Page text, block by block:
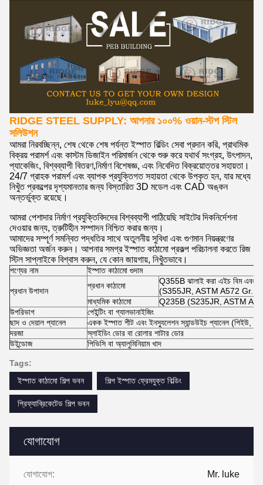
যোগাযোগ
যোগাযোগ: Mr. luke
RIDGE STEEL SUPPLY: আপনার ১০০% ওয়ান-স্টপ স্টিল
সলিউশন
আমরা নিরবচ্ছিন্ন, শেষ থেকে শেষ পর্যন্ত ইস্পাত বিল্ডিং সেবা প্রদান করি, প্রাথমিক
বিক্রয় পরামর্শ এবং কাস্টম ডিজাইন পরিমার্জন থেকে শুরু করে যথার্থ সংগ্রহ, উৎপাদন,
প্যাকেজিং, বিশ্বব্যাপী বিতরণ,নির্মাণ বিশেষজ্ঞ, এবং নিবেদিত বিক্রয়োত্তর সহায়তা।
24/7 গ্রাহক পরামর্শ এবং ব্যাপক প্রযুক্তিগত সহায়তা থেকে উপকৃত হন, যার মধ্যে
নিখুঁত প্রকল্পের দৃশ্যমানতার জন্য বিস্তারিত 3D মডেল এবং CAD অঙ্কন
অন্তর্ভুক্ত রয়েছে।
আমরা পেশাদার নির্মাণ প্রযুক্তিবিদদের বিশ্বব্যাপী পাঠিয়েছি সাইটের দিকনির্দেশনা
দেওয়ার জন্য, ত্রুটিহীন সম্পাদন নিশ্চিত করার জন্য।
আমাদের সম্পূর্ণ সমন্বিত পদ্ধতির সাথে অতুলনীয় সুবিধা এবং গুণমান নিয়ন্ত্রণের
অভিজ্ঞতা অর্জন করুন। আপনার সমগ্র ইস্পাত কাঠামো প্রকল্প পরিচালনা করতে রিজ
স্টিল সাপ্লাইকে বিশ্বাস করুন, যে কোন জায়গায়, নিখুঁতভাবে।
পণ্যের নাম ইস্পাত কাঠামো গুদাম
প্রধান উপাদান
প্রধান কাঠামো
Q355B ঝালাই করা এইচ বিম এবং
(S355JR, ASTM A572 Gr.
মাধ্যমিক কাঠামো
Q235B (S235JR, ASTM A36
উপরিভাগ
পেইন্টিং বা গ্যালভানাইজিং
ছাদ ও দেয়াল প্যানেল
একক ইস্পাত শীট এবং ইনস্যুলেশন স্যান্ডউইচ প্যানেল (পিইউ,
দরজা
স্লাইডিং ডোর বা রোলার শাটার ডোর
উইন্ডোজ
পিভিসি বা অ্যালুমিনিয়াম খাদ
Tags:
ইস্পাত কাঠামো শিল্প ভবন
শিল্প ইস্পাত ফ্রেমযুক্ত বিল্ডিং
প্রিফ্যাব্রিকেটেড শিল্প ভবন